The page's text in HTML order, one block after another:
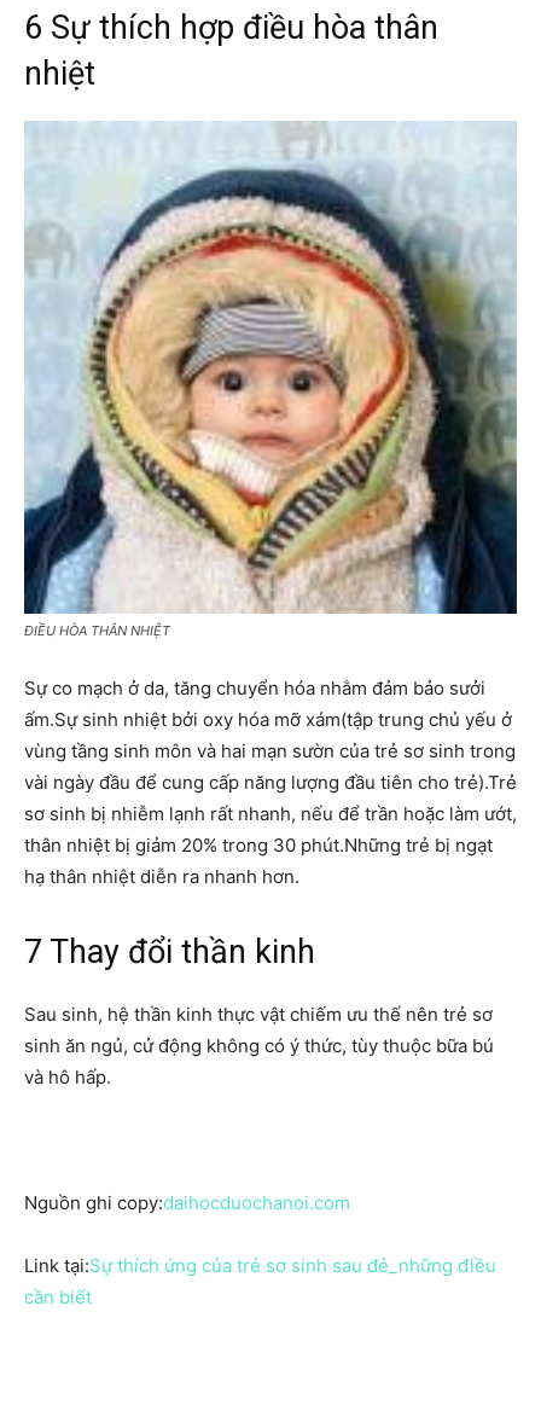
6 Sự thích hợp điều hòa thân
nhiệt
ĐIỀU HÒA THÂN NHIỆT
Sự co mạch ở da, tăng chuyển hóa nhằm đảm bảo sưởi
ấm.Sự sinh nhiệt bởi oxy hóa mỡ xám(tập trung chủ yếu ở
vùng tầng sinh môn và hai mạn sườn của trẻ sơ sinh trong
vài ngày đầu để cung cấp năng lượng đầu tiên cho trẻ).Trẻ
sơ sinh bị nhiễm lạnh rất nhanh, nếu để trần hoặc làm ướt,
thân nhiệt bị giảm 20% trong 30 phút.Những trẻ bị ngạt
hạ thân nhiệt diễn ra nhanh hơn.
7 Thay đổi thần kinh
Sau sinh, hệ thần kinh thực vật chiếm ưu thế nên trẻ sơ
sinh ăn ngủ, cử động không có ý thức, tùy thuộc bữa bú
và hô hấp.
Nguồn ghi copy:daihocduochanoi.com
Link tại:Sự thích ứng của trẻ sơ sinh sau đẻ_những điều
cần biết